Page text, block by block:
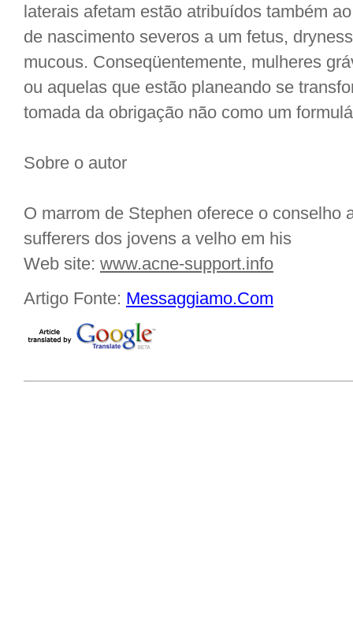
laterais afetam estão atribuídos também
de nascimento severos a um fetus,
mucous. Conseqüentemente, mulheres
ou aquelas que estão planeando se
tomada da obrigação não como um
Sobre o autor
O marrom de Stephen oferece o conselho
sufferers dos jovens a velho em his
Web site: www.acne-support.info
Artigo Fonte: Messaggiamo.Com